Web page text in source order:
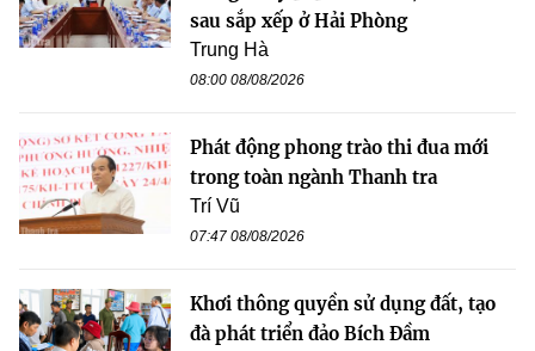
sau sắp xếp ở Hải Phòng
Trung Hà
08:00 08/08/2026
Phát động phong trào thi đua mới
trong toàn ngành Thanh tra
Trí Vũ
07:47 08/08/2026
Khơi thông quyền sử dụng đất, tạo
đà phát triển đảo Bích Đầm